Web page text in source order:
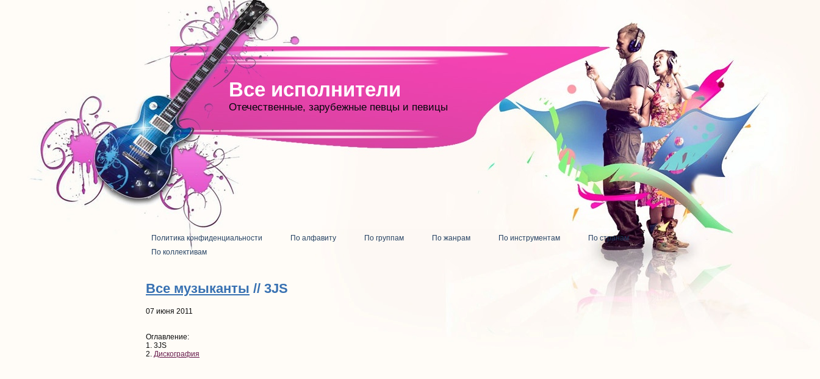
Все исполнители
Отечественные, зарубежные певцы и певицы
Политика конфиденциальности По алфавиту По группам По жанрам По инструментам
По странам
По коллективам
Все музыканты // 3JS
07 июня 2011
Оглавление:
1. 3JS
2. Дискография